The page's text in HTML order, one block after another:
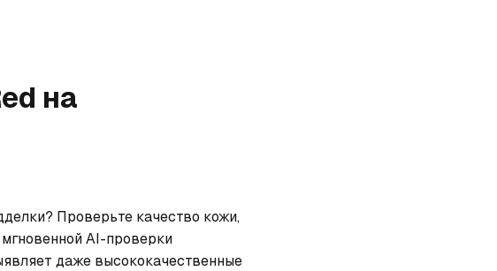
на
Проверьте качество кожи,
AI-проверки
даже высококачественные